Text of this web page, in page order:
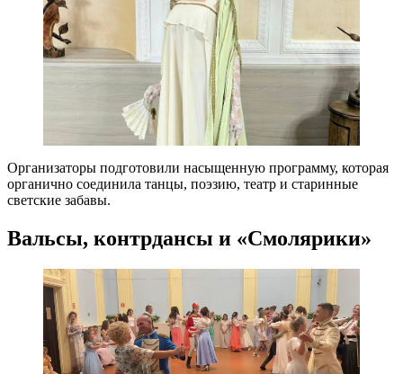
Организаторы подготовили насыщенную программу, которая
органично соединила танцы, поэзию, театр и старинные
светские забавы.
Вальсы, контрдансы и «Смолярики»